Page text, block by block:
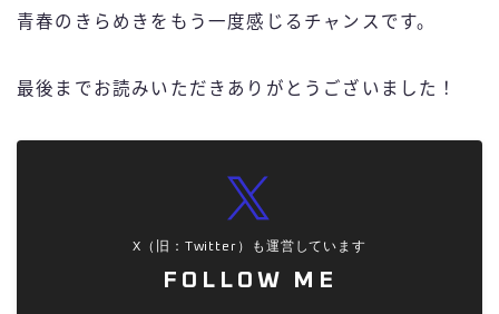
青春のきらめきをもう一度感じるチャンスです。
最後までお読みいただきありがとうございました！
X（旧：Twitter）も運営しています
FOLLOW ME